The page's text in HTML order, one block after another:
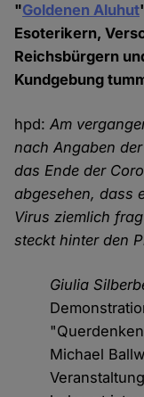
"Goldenen Aluhut
Esoterikern,
Reichsbürgern
Kundgebung
hpd:Am
nach Angaben
das Ende der
abgesehen, dass
Virus ziemlich
steckt hinter den
Giulia
Michael